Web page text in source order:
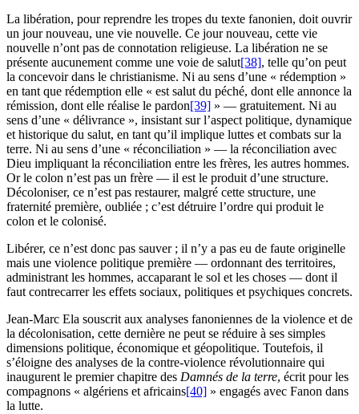
La libération, pour reprendre les tropes du texte fanonien, doit ouvrir
un jour nouveau, une vie nouvelle. Ce jour nouveau, cette vie
nouvelle n’ont pas de connotation religieuse. La libération ne se
présente aucunement comme une voie de salut[38], telle qu’on peut
la concevoir dans le christianisme. Ni au sens d’une « rédemption »
en tant que rédemption elle « est salut du péché, dont elle annonce la
rémission, dont elle réalise le pardon[39] » — gratuitement. Ni au
sens d’une « délivrance », insistant sur l’aspect politique, dynamique
et historique du salut, en tant qu’il implique luttes et combats sur la
terre. Ni au sens d’une « réconciliation » — la réconciliation avec
Dieu impliquant la réconciliation entre les frères, les autres hommes.
Or le colon n’est pas un frère — il est le produit d’une structure.
Décoloniser, ce n’est pas restaurer, malgré cette structure, une
fraternité première, oubliée ; c’est détruire l’ordre qui produit le
colon et le colonisé.
Libérer, ce n’est donc pas sauver ; il n’y a pas eu de faute originelle
mais une violence politique première — ordonnant des territoires,
administrant les hommes, accaparant le sol et les choses — dont il
faut contrecarrer les effets sociaux, politiques et psychiques concrets.
Jean-Marc Ela souscrit aux analyses fanoniennes de la violence et de
la décolonisation, cette dernière ne peut se réduire à ses simples
dimensions politique, économique et géopolitique. Toutefois, il
s’éloigne des analyses de la contre-violence révolutionnaire qui
inaugurent le premier chapitre des Damnés de la terre, écrit pour les
compagnons « algériens et africains[40] » engagés avec Fanon dans
la lutte.